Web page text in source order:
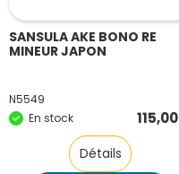
SANSULA AKE BONO RE
MINEUR JAPON
N5549
En stock
115,00
Détails